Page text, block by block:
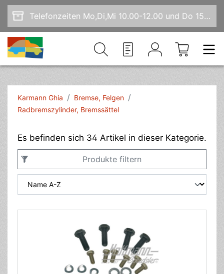
Zum Hauptinhalt springen Telefonzeiten Mo,Di,Mi 10.00-12.00 und Do 15-17.00
Karmann Ghia / Bremse, Felgen /
Radbremszylinder, Bremssättel
Es befinden sich 34 Artikel in dieser Kategorie.
Produkte filtern